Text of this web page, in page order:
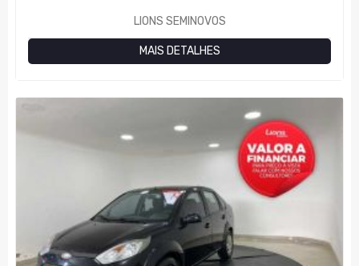
LIONS SEMINOVOS
MAIS DETALHES